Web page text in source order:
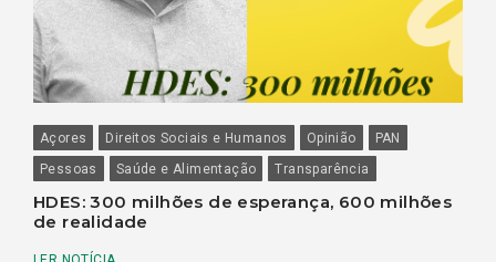
Açores Direitos Sociais e Humanos Opinião
PAN
Pessoas
Saúde e Alimentação Transparência
HDES: 300 milhões de esperança, 600 milhões
de realidade